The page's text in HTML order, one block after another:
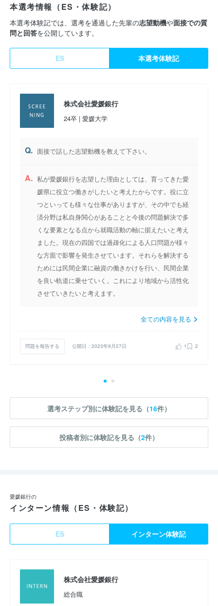
本選考情報（ES・体験記）
本選考体験記では、選考を通過した先輩の志望動機や面接での質
問と回答を公開しています。
ES 本選考体験記
株式会社愛媛銀行
24卒 | 愛媛大学
Q. 面接で話した志望動機を教えて下さい。
A. 私が愛媛銀行を志望した理由としては、育ってきた愛
媛県に役立つ働きがしたいと考えたからです。役に立
つといっても様々な仕事がありますが、その中でも経
済分野は私自身関心があることと今後の問題解決で多
くな要素となる点から就職活動の軸に据えたいと考え
ました。現在の四国では過疎化による人口問題が様々
な方面で影響を発生させています。それらを解決する
ためには民間企業に融資の働きかけを行い、民間企業
を良い軌道に乗せていく。これにより地域から活性化
させていきたいと考えます。
全ての内容を見る
問題を報告する 公開日：2023年9月27日 1 2
選考ステップ別に体験記を見る（16件）
投稿者別に体験記を見る（2件）
愛媛銀行の
インターン情報（ES・体験記）
ES インターン体験記
株式会社愛媛銀行
総合職